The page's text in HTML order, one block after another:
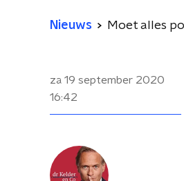
Nieuws Moet alles
za 19 september 2020
16:42